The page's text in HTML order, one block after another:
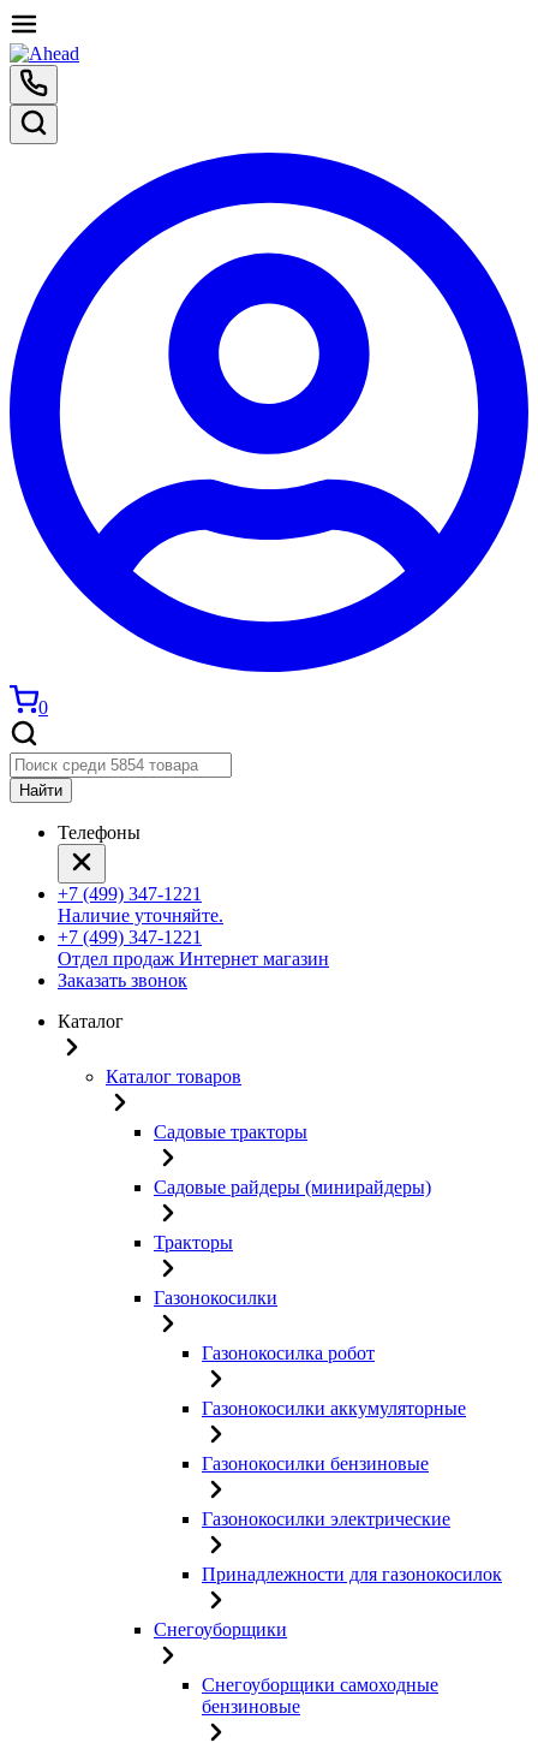
0
Найти
Телефоны
+7 (499) 347-1221
Наличие уточняйте.
+7 (499) 347-1221
Отдел продаж Интернет магазин
Заказать звонок
Каталог
Каталог товаров
Садовые тракторы
Садовые райдеры (минирайдеры)
Тракторы
Газонокосилки
Газонокосилка робот
Газонокосилки аккумуляторные
Газонокосилки бензиновые
Газонокосилки электрические
Принадлежности для газонокосилок
Снегоуборщики
Снегоуборщики самоходные
бензиновые